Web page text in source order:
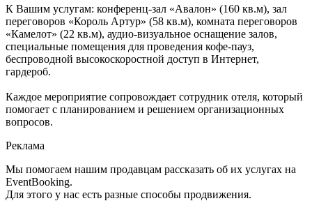
К Вашим услугам: конференц-зал «Авалон» (160 кв.м), зал
переговоров «Король Артур» (58 кв.м), комната переговоров
«Камелот» (22 кв.м), аудио-визуальное оснащение залов,
специальные помещения для проведения кофе-пауз,
беспроводной высокоскоростной доступ в Интернет,
гардероб.
Каждое мероприятие сопровождает сотрудник отеля, который
помогает с планированием и решением организационных
вопросов.
Реклама
Мы помогаем нашим продавцам рассказать об их услугах на
EventBooking.
Для этого у нас есть разные способы продвижения.